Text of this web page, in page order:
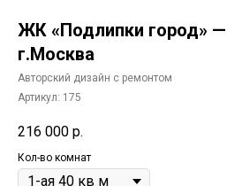
ЖК «Подлипки город»
г.Москва
Авторский дизайн с ремонтом
Артикул: 175
216 000 р.
Кол-во комнат